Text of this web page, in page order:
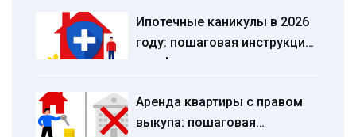
Ипотечные каникулы в 2026
году: пошаговая инструкция
по оформлению отсрочки
Аренда квартиры с правом
выкупа: пошаговая